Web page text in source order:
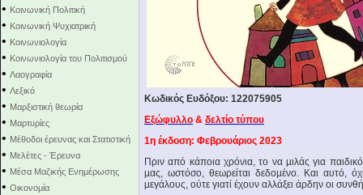
• Κοινωνική Πολιτική
• Κοινωνική Ψυχιατρική
• Κοινωνιολογία
• Κοινωνιολογία του Πολιτισμού
• Λαογραφία
• Λεξικό
• Μαρξιστική θεωρία
• Μαρτυρίες
• Μέθοδοι έρευνας και Στατιστική
• Μελέτες - Έρευνα
• Μέσα Μαζικής Ενημέρωσης
• Οικονομία
Κωδικός Ευδόξου: 122075905
Eξώφυλλο & δελτίο τύπου
1η έκδοση: Φεβρουάριος 2023
Πριν από κάποια χρόνια, το να µιλάς για
µας, ωστόσο, θεωρείται δεδοµένο. Και αυτό,
µεγάλους, ούτε γιατί έχουν αλλάξει άρδην οι